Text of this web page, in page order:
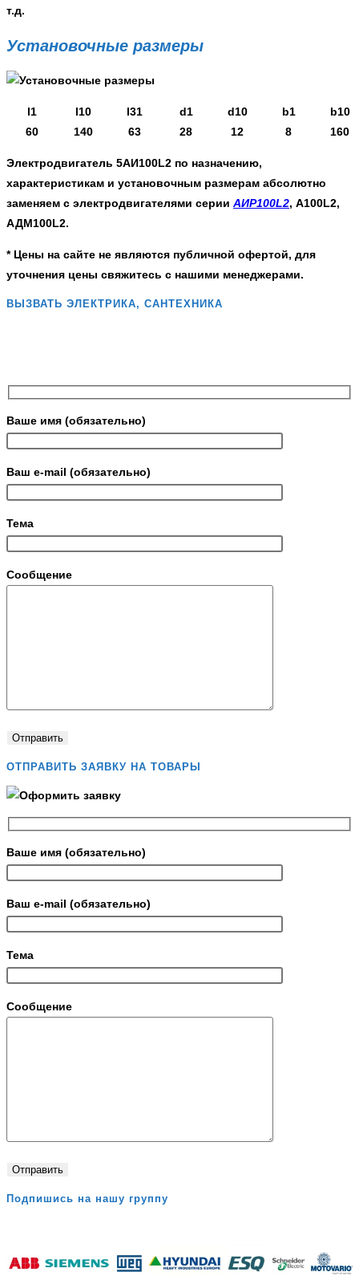
т.д.
Установочные размеры
l1 l10 l31 d1 d10 b1
b10
60
140 63 28 12 8 160
Электродвигатель 5АИ100L2 по назначению,
характеристикам и установочным размерам абсолютно
заменяем с электродвигателями серии АИР100L2, А100L2,
АДМ100L2.
* Цены на сайте не являются публичной офертой, для
уточнения цены свяжитесь с нашими менеджерами.
ВЫЗВАТЬ ЭЛЕКТРИКА, САНТЕХНИКА
Ваше имя (обязательно)
Ваш e-mail (обязательно)
Тема
Сообщение
ОТПРАВИТЬ ЗАЯВКУ НА ТОВАРЫ
Ваше имя (обязательно)
Ваш e-mail (обязательно)
Тема
Сообщение
Подпишись на нашу группу